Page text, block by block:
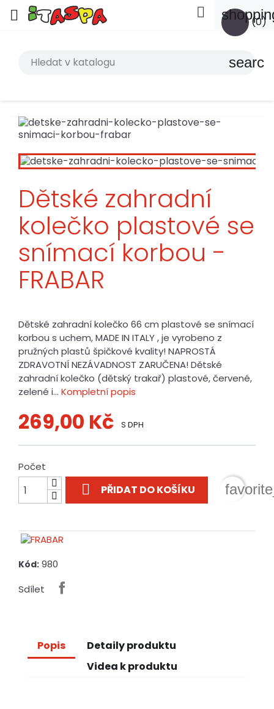
 (0)

search
Dětské zahradní
kolečko plastové se
snímací korbou -
FRABAR
Dětské zahradní kolečko 66 cm plastové se snímací
korbou s uchem, MADE IN ITALY , je vyrobeno z
pružných plastů špičkové kvality! NAPROSTÁ
ZDRAVOTNÍ NEZÁVADNOST ZARUČENA! Dětské
zahradní kolečko (dětský trakař) plastové, červené,
zelené i... Kompletní popis
269,00 Kč S DPH
Počet
 PŘIDAT DO KOŠÍKU
Kód: 980
Sdílet
Popis
Detaily produktu
Videa k produktu